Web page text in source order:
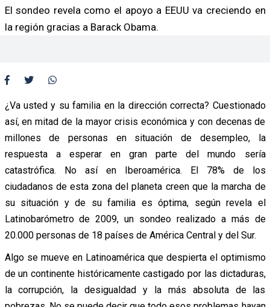
El sondeo revela como el apoyo a EEUU va creciendo en
la región gracias a Barack Obama.
¿Va usted y su familia en la dirección correcta? Cuestionado
así, en mitad de la mayor crisis económica y con decenas de
millones de personas en situación de desempleo, la
respuesta a esperar en gran parte del mundo sería
catastrófica. No así en Iberoamérica. El 78% de los
ciudadanos de esta zona del planeta creen que la marcha de
su situación y de su familia es óptima, según revela el
Latinobarómetro de 2009, un sondeo realizado a más de
20.000 personas de 18 países de América Central y del Sur.
Algo se mueve en Latinoamérica que despierta el optimismo
de un continente históricamente castigado por las dictaduras,
la corrupción, la desigualdad y la más absoluta de las